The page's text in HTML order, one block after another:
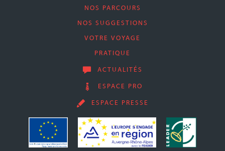
NOS PARCOURS
NOS SUGGESTIONS
VOTRE VOYAGE
PRATIQUE
ACTUALITÉS
ESPACE PRO
ESPACE PRESSE